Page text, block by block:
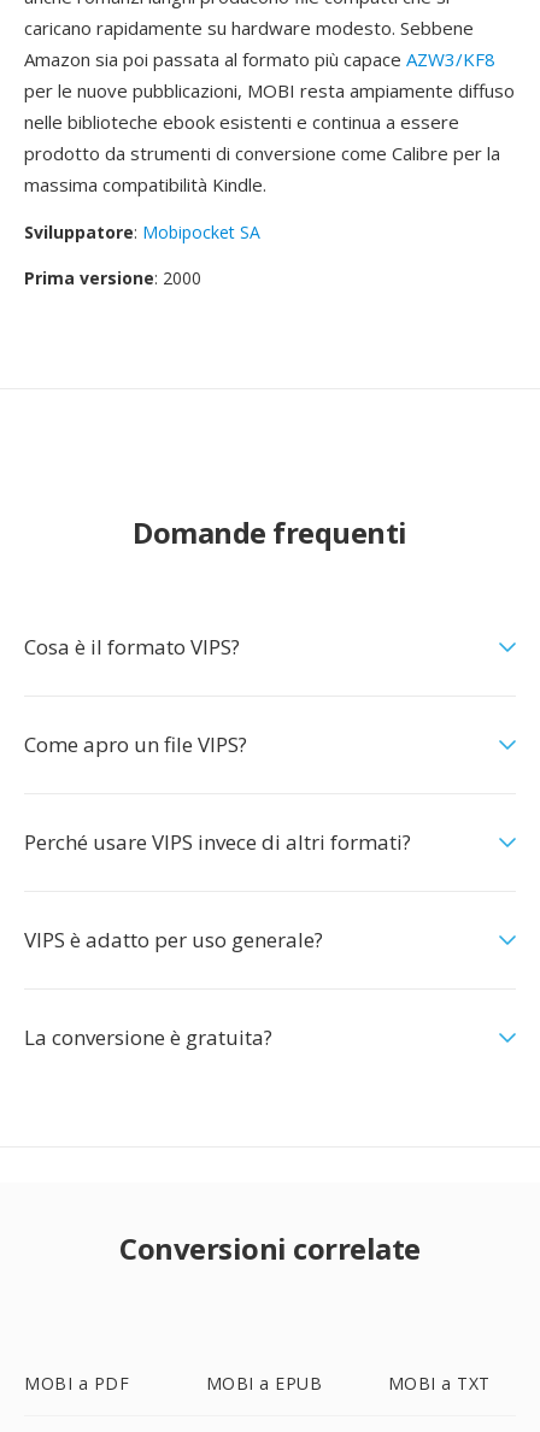
caricano rapidamente su hardware modesto. Sebbene
Amazon sia poi passata al formato più capace AZW3/KF8
per le nuove pubblicazioni, MOBI resta ampiamente diffuso
nelle biblioteche ebook esistenti e continua a essere
prodotto da strumenti di conversione come Calibre per la
massima compatibilità Kindle.
Sviluppatore: Mobipocket SA
Prima versione: 2000
Domande frequenti
Cosa è il formato VIPS?
Come apro un file VIPS?
Perché usare VIPS invece di altri formati?
VIPS è adatto per uso generale?
La conversione è gratuita?
Conversioni correlate
MOBI a PDF MOBI a EPUB MOBI a TXT